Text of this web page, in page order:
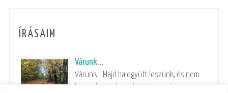
ÍRÁSAIM
Várunk…
Várunk… Majd ha együtt leszünk, és nem